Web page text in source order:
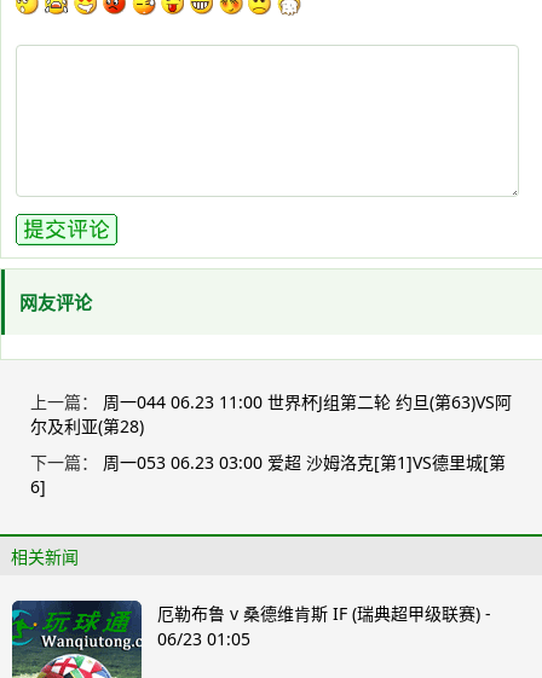
网友评论
上一篇：
周一044 06.23 11:00 世界杯J组第二轮 约旦(第63)VS阿
尔及利亚(第28)
下一篇：
周一053 06.23 03:00 爱超 沙姆洛克[第1]VS德里城[第
6]
相关新闻
厄勒布鲁 v 桑德维肯斯 IF (瑞典超甲级联赛) -
06/23 01:05